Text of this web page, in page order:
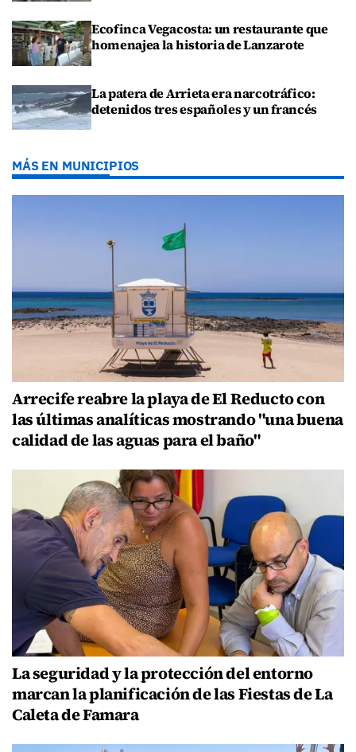
Ecofinca Vegacosta: un restaurante que
homenajea la historia de Lanzarote
La patera de Arrieta era narcotráfico:
detenidos tres españoles y un francés
MÁS EN MUNICIPIOS
Arrecife reabre la playa de El Reducto con
las últimas analíticas mostrando "una buena
calidad de las aguas para el baño"
La seguridad y la protección del entorno
marcan la planificación de las Fiestas de La
Caleta de Famara